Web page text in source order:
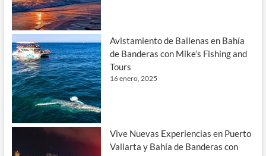
Avistamiento de Ballenas en Bahía
de Banderas con Mike’s Fishing and
Tours
16 enero, 2025
Vive Nuevas Experiencias en Puerto
Vallarta y Bahía de Banderas con